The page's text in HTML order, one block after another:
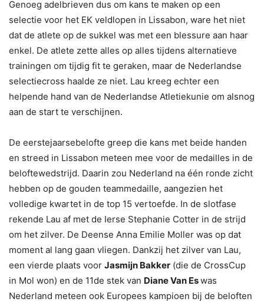
Genoeg adelbrieven dus om kans te maken op een
selectie voor het EK veldlopen in Lissabon, ware het niet
dat de atlete op de sukkel was met een blessure aan haar
enkel. De atlete zette alles op alles tijdens alternatieve
trainingen om tijdig fit te geraken, maar de Nederlandse
selectiecross haalde ze niet. Lau kreeg echter een
helpende hand van de Nederlandse Atletiekunie om alsnog
aan de start te verschijnen.
De eerstejaarsebelofte greep die kans met beide handen
en streed in Lissabon meteen mee voor de medailles in de
beloftewedstrijd. Daarin zou Nederland na één ronde zicht
hebben op de gouden teammedaille, aangezien het
volledige kwartet in de top 15 vertoefde. In de slotfase
rekende Lau af met de Ierse Stephanie Cotter in de strijd
om het zilver. De Deense Anna Emilie Moller was op dat
moment al lang gaan vliegen. Dankzij het zilver van Lau,
een vierde plaats voor Jasmijn Bakker (die de CrossCup
in Mol won) en de 11de stek van Diane Van Eswas
Nederland meteen ook Europees kampioen bij de beloften